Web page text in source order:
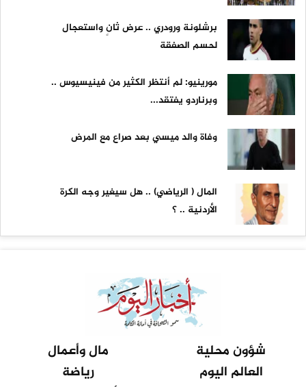
برشلونة ورودري .. عرض ثانٍ واستعجال
لحسم الصفقة
مورينيو: لم أنتظر الكثير من فينيسيوس ..
وبرناردو يفتقد...
وفاة والد ميسي بعد صراع مع المرض
المال ( الرياضي) .. هل سيغير وجه الكرة
الأردنية .. ؟
شؤون محلية
مال وأعمال
العالم اليوم
رياضة